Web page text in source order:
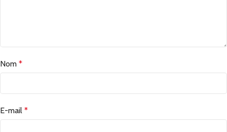
Nom *
E-mail *